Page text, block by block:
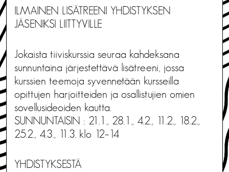
ILMAINEN LISÄTREENI YHDISTYKSEN
JÄSENIKSI LIITTYVILLE
Jokaista tiiviskurssia seuraa kahdeksana
sunnuntaina järjestettävä lisätreeni, jossa
kurssien teemoja syvennetään kursseilla
opittujen harjoitteiden ja osallistujien omien
sovellusideoiden kautta.
SUNNUNTAISIN : 21.1., 28.1., 4.2., 11.2., 18.2.,
25.2., 4.3., 11.3. klo 12–14
YHDISTYKSESTÄ